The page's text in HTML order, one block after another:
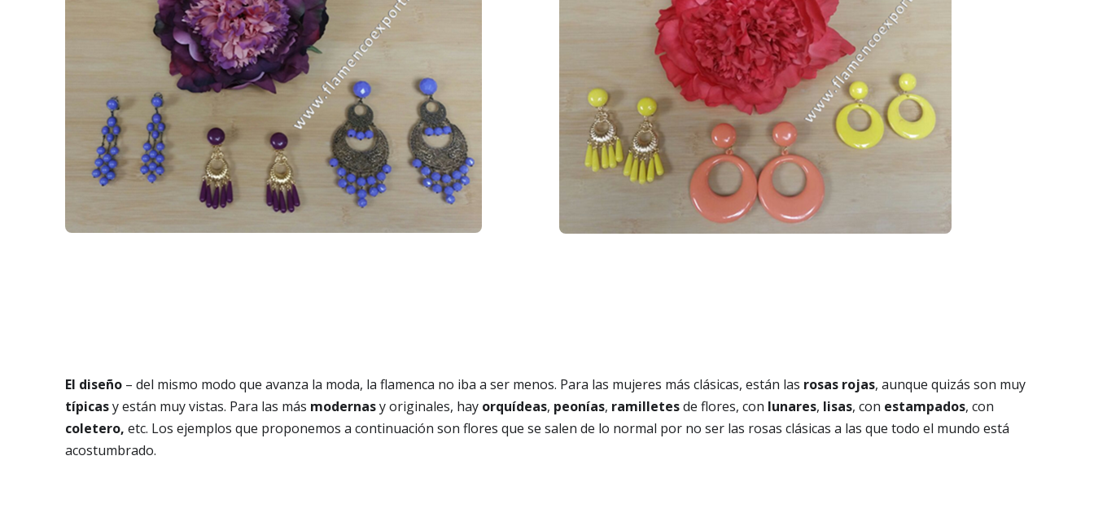
El diseño – del mismo modo que avanza la moda, la flamenca no iba a ser menos. Para las mujeres más clásicas, están las rosas rojas, aunque quizás son muy
típicasy están muy vistas. Para las más modernasy originales, hay orquídeas, peonías, ramilletesde flores, con lunares, lisas, con estampados, con
coletero, etc. Los ejemplos que proponemos a continuación son flores que se salen de lo normal por no ser las rosas clásicas a las que todo el mundo está
acostumbrado.